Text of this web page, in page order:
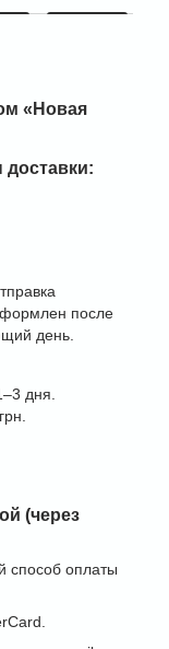
«Новая
после
день.
дня.
(через
способ оплаты